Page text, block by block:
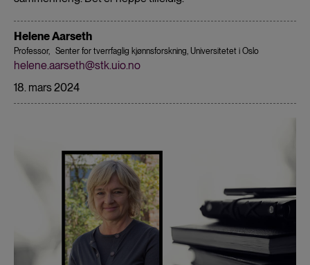
Helene Aarseth
Professor, Senter for tverrfaglig kjønnsforskning, Universitetet i Oslo
helene.aarseth@stk.uio.no
18. mars 2024